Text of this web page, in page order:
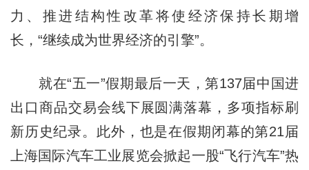
力、推进结构性改革将使经济保持长期增
长，“继续成为世界经济的引擎”。
就在“五一”假期最后一天，第137届中国进
出口商品交易会线下展圆满落幕，多项指标刷
新历史纪录。此外，也是在假期闭幕的第21届
上海国际汽车工业展览会掀起一股“飞行汽车”热